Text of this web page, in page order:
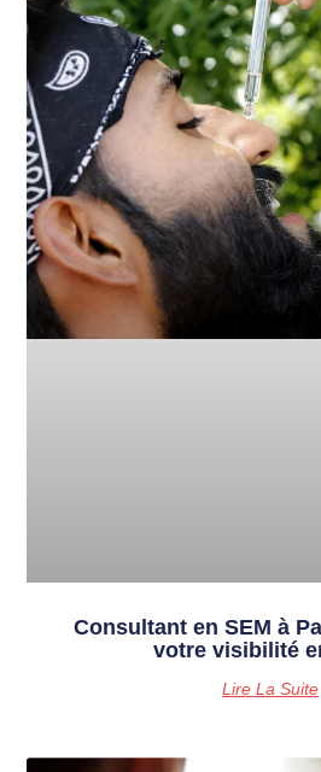
Consultant en SEM à
votre visibilité
Lire La Suite